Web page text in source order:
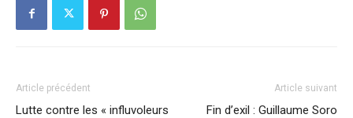
Article précédent
Lutte contre les « influvoleurs
Article suivant
Fin d’exil : Guillaume Soro